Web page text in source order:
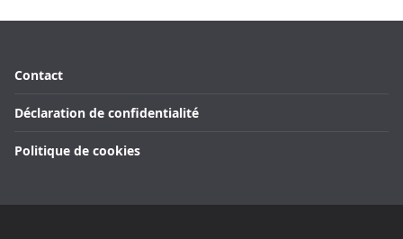
Contact
Déclaration de confidentialité
Politique de cookies